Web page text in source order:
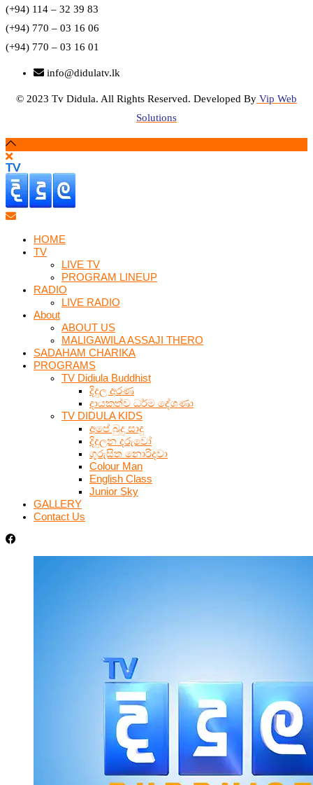
(+94) 114 – 32 39 83
(+94) 770 – 03 16 06
(+94) 770 – 03 16 01
info@didulatv.lk
© 2023 Tv Didula. All Rights Reserved. Developed By Vip Web
Solutions
HOME
TV
LIVE TV
PROGRAM LINEUP
RADIO
LIVE RADIO
About
ABOUT US
MALIGAWILA ASSAJI THERO
SADAHAM CHARIKA
PROGRAMS
TV Didiula Buddhist
දිදුල අරණ
දායකත්ව ධර්ම දේශණා
TV DIDULA KIDS
අපේ බුදු සාදු
දිදුලන දරුවෝ
ගුරුසිත නොරිදවා
Colour Man
English Class
Junior Sky
GALLERY
Contact Us